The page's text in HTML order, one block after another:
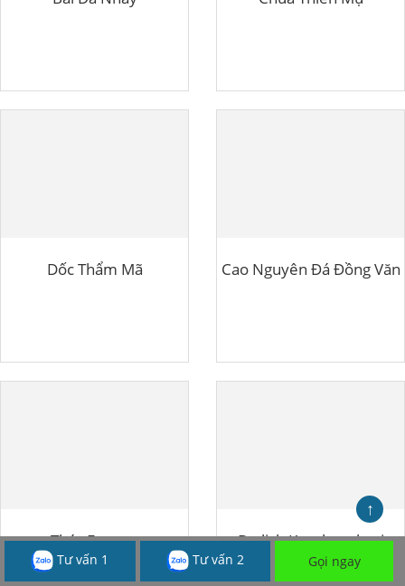
Dốc Thẩm Mã Cao Nguyên Đá Đồng Văn
Thác Erawan Du lịch Kanchanaburi
↑
Tư vấn 1 Tư vấn 2 Gọi ngay